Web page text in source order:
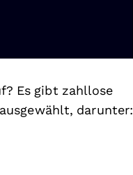
Es gibt zahllose
darunter: